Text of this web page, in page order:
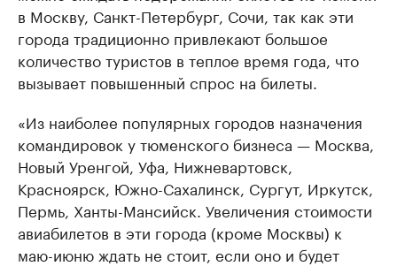
в Москву, Санкт-Петербург, Сочи, так как эти
города традиционно привлекают большое
количество туристов в теплое время года, что
вызывает повышенный спрос на билеты.
«Из наиболее популярных городов назначения
командировок у тюменского бизнеса — Москва,
Новый Уренгой, Уфа, Нижневартовск,
Красноярск, Южно-Сахалинск, Сургут, Иркутск,
Пермь, Ханты-Мансийск. Увеличения стоимости
авиабилетов в эти города (кроме Москвы) к
маю-июню ждать не стоит, если оно и будет